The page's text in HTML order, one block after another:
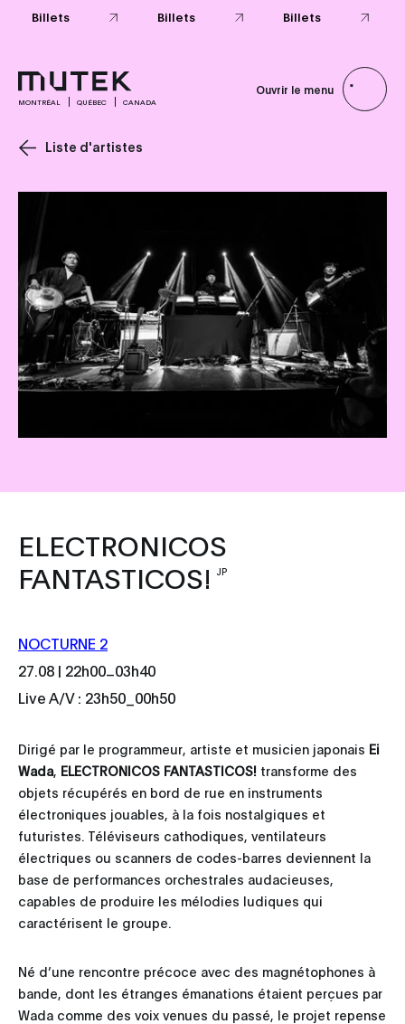
Billets Billets Billets
MONTRÉAL QUÉBEC CANADA
Ouvrir le menu
Liste d'artistes
ELECTRONICOS
FANTASTICOS!
JP
NOCTURNE 2
27.08 | 22h00 03h40
Live A/V : 23h50_00h50
Dirigé par le programmeur, artiste et musicien japonais Ei
Wada, ELECTRONICOS FANTASTICOS! transforme des
objets récupérés en bord de rue en instruments
électroniques jouables, à la fois nostalgiques et
futuristes. Téléviseurs cathodiques, ventilateurs
électriques ou scanners de codes-barres deviennent la
base de performances orchestrales audacieuses,
capables de produire les mélodies ludiques qui
caractérisent le groupe.
Né d’une rencontre précoce avec des magnétophones à
bande, dont les étranges émanations étaient perçues par
Wada comme des voix venues du passé, le projet repense